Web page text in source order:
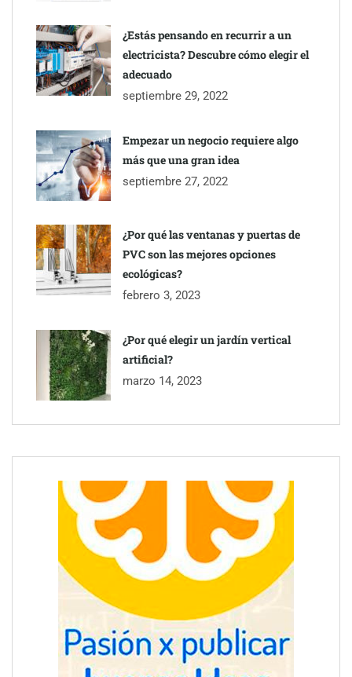
TBKids impulsa su expansión nacional con un modelo de
franquicia que redefine la educación tecnológica
la seguridad en las carreteras, según SMA Road Safety
¿Estás pensando en recurrir a un
electricista? Descubre cómo elegir el
adecuado
septiembre 29, 2022
Empezar un negocio requiere algo
más que una gran idea
septiembre 27, 2022
¿Por qué las ventanas y puertas de
PVC son las mejores opciones
ecológicas?
febrero 3, 2023
¿Por qué elegir un jardín vertical
artificial?
marzo 14, 2023